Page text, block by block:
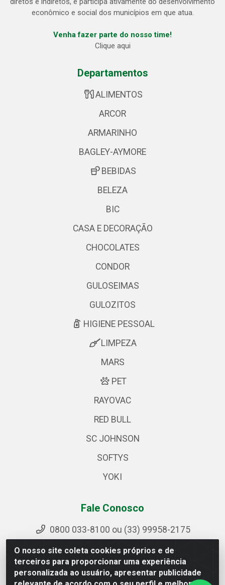
O nosso site coleta cookies próprios e de
terceiros para proporcionar uma experiência
personalizada ao usuário, apresentar publicidade
econômico e social dos municípios em que atua.
Venha fazer parte do nosso time!
Clique aqui
Departamentos
ALIMENTOS
ARCOR
ARMARINHO
BAGLEY-AYMORE
BEBIDAS
BELEZA
BIC
CASA E DECORAÇÃO
CHOCOLATES
CONDOR
GULOSEIMAS
GULOZITOS
HIGIENE PESSOAL
LIMPEZA
MARS
PET
RAYOVAC
RED BULL
SC JOHNSON
SOFTYS
YOKI
Fale Conosco
0800 033-8100 ou (33) 99958-2175
sac@ipirangamg.com.br
Acompanhe nossas publicações